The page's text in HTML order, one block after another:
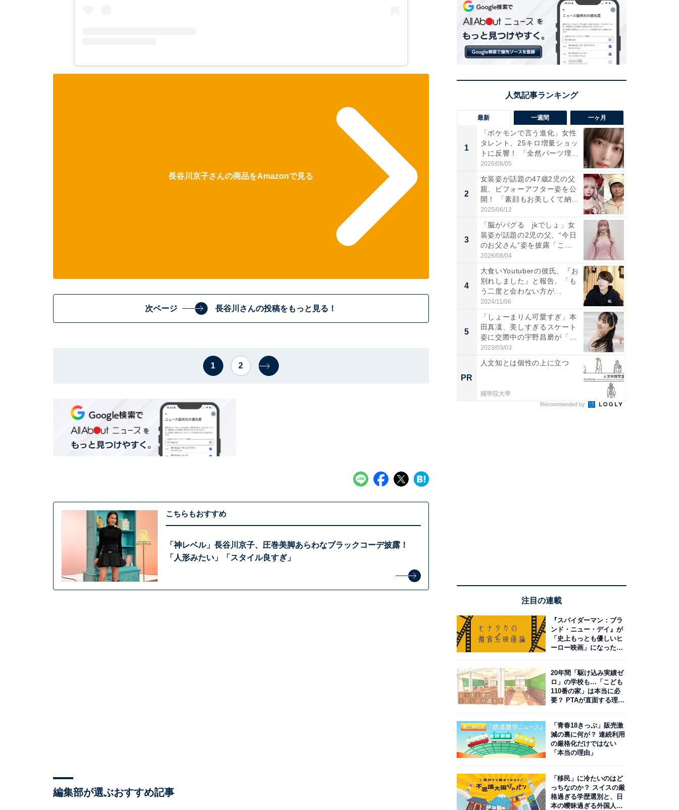
長谷川京子さんの商品をAmazonで見る
次ページ 長谷川さんの投稿をもっと見る！
1 2
こちらもおすすめ
「神レベル」長谷川京子、圧巻美脚あらわなブラックコーデ披露！
「人形みたい」「スタイル良すぎ」
編集部が選ぶおすすめ記事
最新 一週間 一ヶ月
1
「ポケモンで言う進化」女性
タレント、25キロ増量ショッ
トに反響！ 「全然パーツ埋...
2026/08/05
2
女装姿が話題の47歳2児の父
親、ビフォーアフター姿を公
開！ 「素顔もお美しくて納...
2025/06/12
3
「脳がバグる jkでしょ」女
装姿が話題の2児の父、“今日
のお父さん”姿を披露「こ...
2026/08/04
4
大食いYoutuberの彼氏、『お
別れしました』と報告。「も
う二度と会わない方が...
2024/11/06
5
「しょーまりん可愛すぎ」本
田真凜、美しすぎるスケート
姿に交際中の宇野昌磨が「優
勝...
2023/03/03
PR
人文知とは個性の上に立つ
國學院大學
Recommended by
注目の連載
『スパイダーマン：ブラ
ンド・ニュー・デイ』が
「史上もっとも優しいヒ
ーロー映画」になった理
20年間「駆け込み実績ゼ
ロ」の学校も…「こども
110番の家」は本当に必
要？ PTAが直面する理想
「青春18きっぷ」販売激
減の裏に何が？ 連続利用
の厳格化だけではない
「本当の理由」
「移民」に冷たいのはど
っちなのか？ スイスの厳
格過ぎる学歴選別と、日
本の曖昧過ぎる外国人政